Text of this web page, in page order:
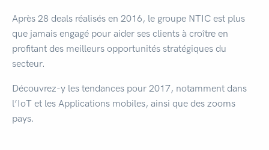
Après 28 deals réalisés en 2016, le groupe NTIC est plus
que jamais engagé pour aider ses clients à croître en
profitant des meilleurs opportunités stratégiques du
secteur.
Découvrez-y les tendances pour 2017, notamment dans
l’IoT et les Applications mobiles, ainsi que des zooms
pays.